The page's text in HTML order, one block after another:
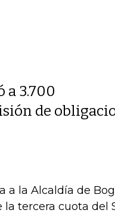
a 3.700
de
a la Alcaldía de
tercera cuota del